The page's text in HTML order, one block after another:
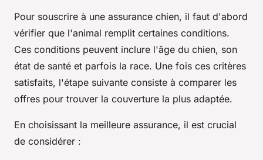
Pour souscrire à une assurance chien, il faut d'abord
vérifier que l'animal remplit certaines conditions.
Ces conditions peuvent inclure l'âge du chien, son
état de santé et parfois la race. Une fois ces critères
satisfaits, l'étape suivante consiste à comparer les
offres pour trouver la couverture la plus adaptée.
En choisissant la meilleure assurance, il est crucial
de considérer :